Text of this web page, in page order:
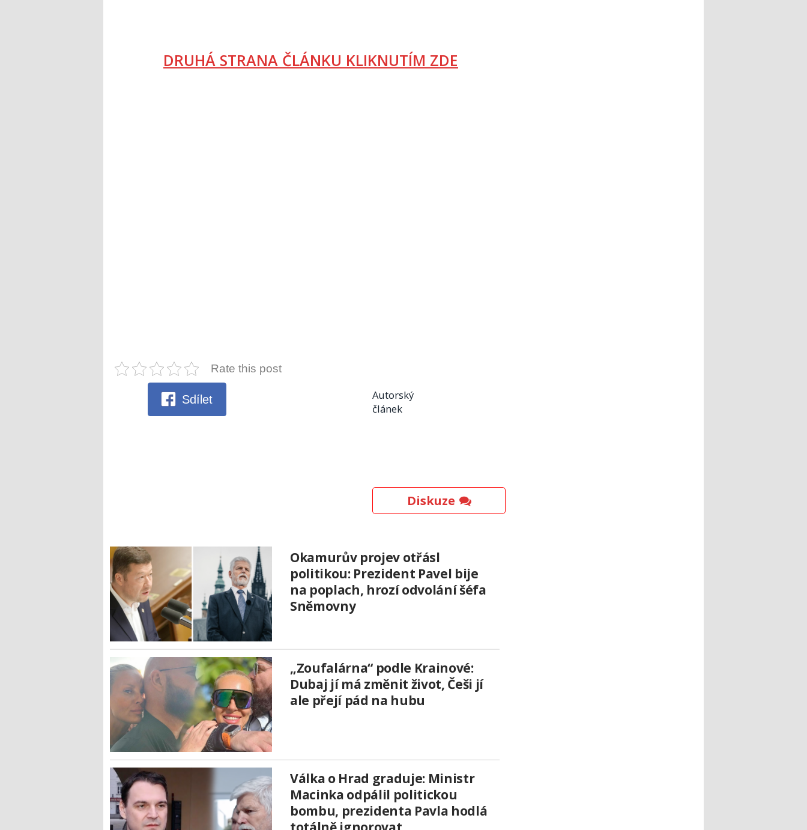
DRUHÁ STRANA ČLÁNKU KLIKNUTÍM ZDE
Rate this post
Sdílet
Autorský
článek
Diskuze
Okamurův projev otřásl
politikou: Prezident Pavel bije
na poplach, hrozí odvolání šéfa
Sněmovny
„Zoufalárna“ podle Krainové:
Dubaj jí má změnit život, Češi jí
ale přejí pád na hubu
Válka o Hrad graduje: Ministr
Macinka odpálil politickou
bombu, prezidenta Pavla hodlá